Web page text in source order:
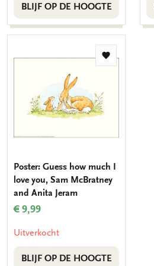
BLIJF OP DE HOOGTE
Toevoegen
Poster: Guess how much I
love you, Sam McBratney
and Anita Jeram
€ 9,99
Uitverkocht
BLIJF OP DE HOOGTE